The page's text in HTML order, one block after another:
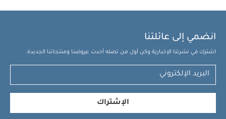
انضمي إلى عائلتنا
اشترك في نشرتنا الإخبارية وكن أول من تصله أحدث عروضنا ومنتجاتنا الجديدة.
الإشتراك